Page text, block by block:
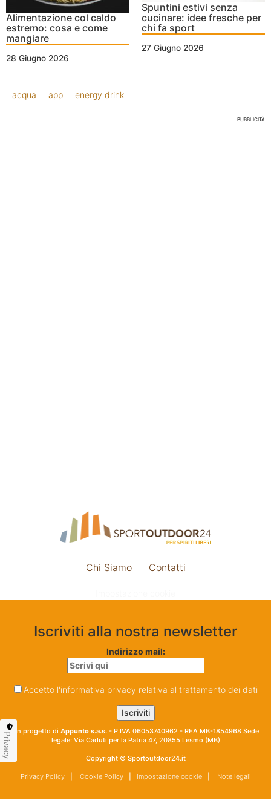
Alimentazione col caldo
estremo: cosa e come
mangiare
28 Giugno 2026
Spuntini estivi senza
cucinare: idee fresche per
chi fa sport
27 Giugno 2026
acqua app energy drink
PUBBLICITÀ
Chi Siamo Contatti
Iscriviti alla nostra newsletter
Indirizzo mail:
Accetto l'informativa privacy relativa al trattamento dei dati
Un progetto di Appunto s.a.s. - P.IVA 06053740962 - REA MB-1854968 Sede
legale: Via Caduti per la Patria 47, 20855 Lesmo (MB)
Copyright © Sportoutdoor24.it
Privacy Policy| Cookie Policy| Impostazione cookie| Note legali
Privacy